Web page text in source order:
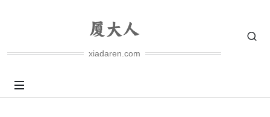
xiadaren.com